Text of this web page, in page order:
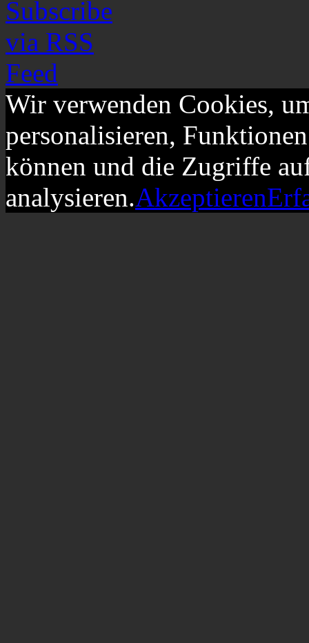
Wir verwenden Cookies,
personalisieren,
können und die Zugriffe
analysieren.Akzeptieren